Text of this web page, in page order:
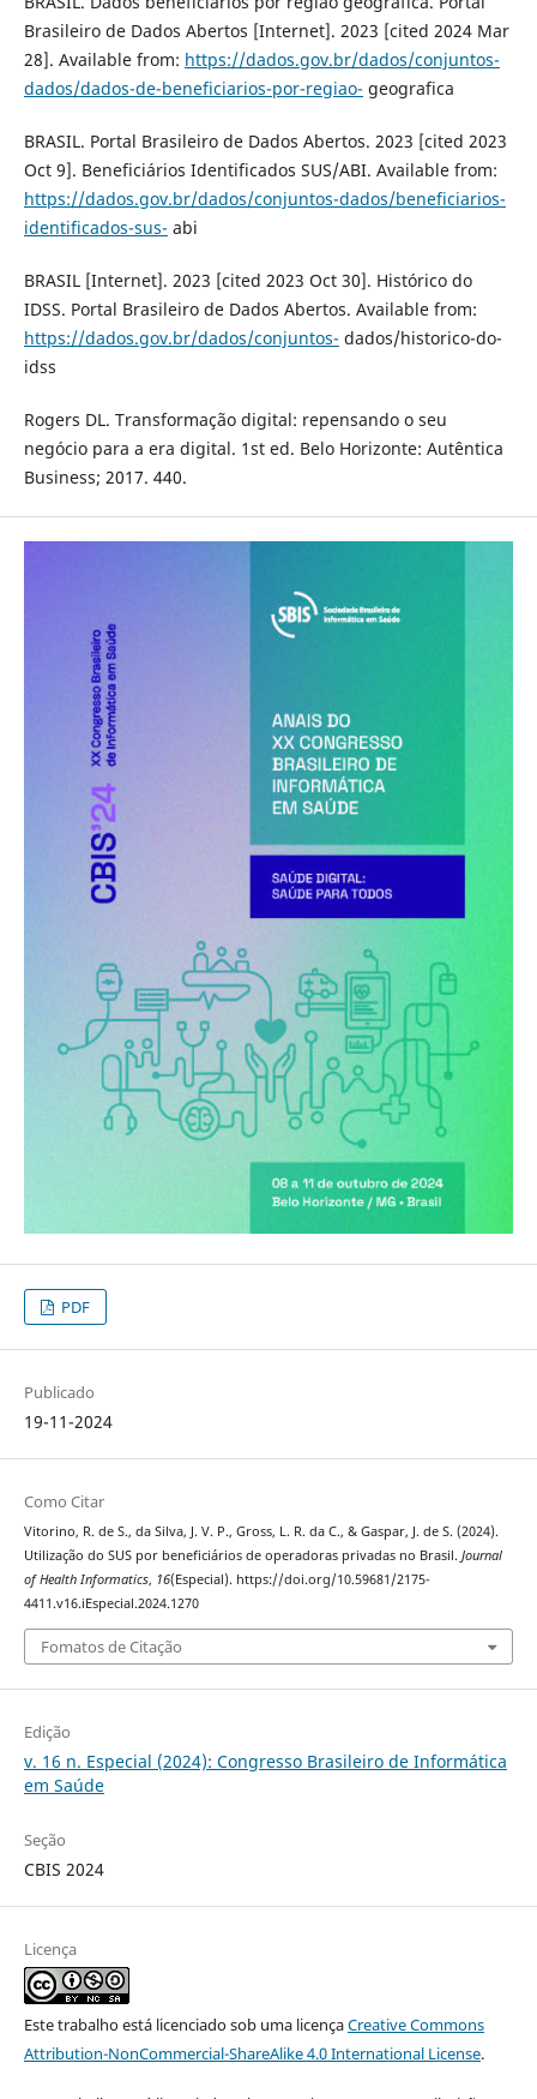
Brasileiro de Dados Abertos [Internet]. 2023 [cited 2024 Mar
28]. Available from: https://dados.gov.br/dados/conjuntos-
dados/dados-de-beneficiarios-por-regiao- geografica
BRASIL. Portal Brasileiro de Dados Abertos. 2023 [cited 2023
Oct 9]. Beneficiários Identificados SUS/ABI. Available from:
https://dados.gov.br/dados/conjuntos-dados/beneficiarios-
identificados-sus- abi
BRASIL [Internet]. 2023 [cited 2023 Oct 30]. Histórico do
IDSS. Portal Brasileiro de Dados Abertos. Available from:
https://dados.gov.br/dados/conjuntos- dados/historico-do-
idss
Rogers DL. Transformação digital: repensando o seu
negócio para a era digital. 1st ed. Belo Horizonte: Autêntica
Business; 2017. 440.
PDF
Publicado
19-11-2024
Como Citar
Vitorino, R. de S., da Silva, J. V. P., Gross, L. R. da C., & Gaspar, J. de S. (2024).
Utilização do SUS por beneficiários de operadoras privadas no Brasil. Journal
of Health Informatics, 16(Especial). https://doi.org/10.59681/2175-
4411.v16.iEspecial.2024.1270
Fomatos de Citação
Edição
v. 16 n. Especial (2024): Congresso Brasileiro de Informática
em Saúde
Seção
CBIS 2024
Licença
Este trabalho está licenciado sob uma licençaCreative Commons
Attribution-NonCommercial-ShareAlike 4.0 International License.